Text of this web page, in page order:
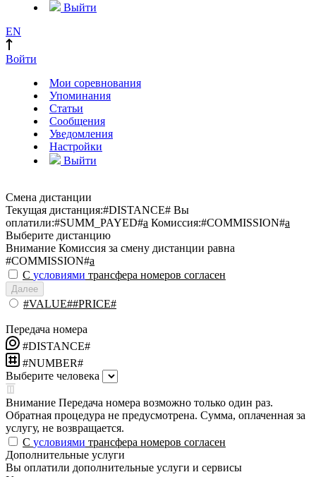
Выйти
EN
Войти
Мои соревнования
Упоминания
Статьи
Сообщения
Уведомления
Настройки
Выйти
Смена дистанции
Текущая дистанция:#DISTANCE# Вы
оплатили:#SUMM_PAYED#a Комиссия:#COMMISSION#a
Выберите дистанцию
Внимание Комиссия за смену дистанции равна
#COMMISSION#a
С условиями трансфера номеров согласен
Далее
#VALUE##PRICE#
Передача номера
#DISTANCE#
#NUMBER#
Выберите человека
Внимание Передача номера возможно только один раз.
Обратная процедура не предусмотрена. Сумма, оплаченная за
услугу, не возвращается.
С условиями трансфера номеров согласен
Дополнительные услуги
Вы оплатили дополнительные услуги и сервисы